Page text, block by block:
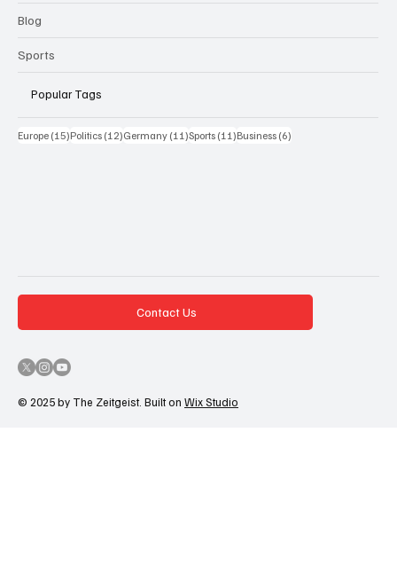
Blog
Sports
Popular Tags
Europe (15)15 Beiträge
Politics (12)12 Beiträge
Germany (11)11 Beiträge
Sports (11)11 Beiträge
Business (6)
© 2025 by The Zeitgeist. Built on Wix Studio
Contact Us